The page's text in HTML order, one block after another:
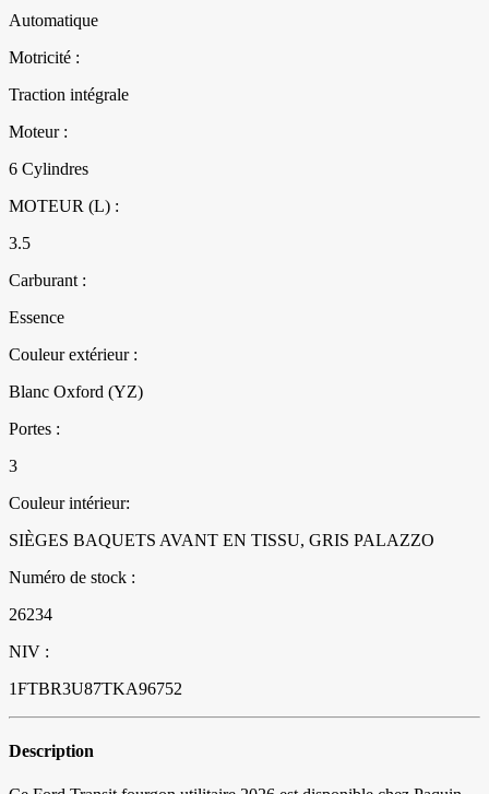
Automatique
Motricité :
Traction intégrale
Moteur :
6 Cylindres
MOTEUR (L) :
3.5
Carburant :
Essence
Couleur extérieur :
Blanc Oxford (YZ)
Portes :
3
Couleur intérieur:
SIÈGES BAQUETS AVANT EN TISSU, GRIS PALAZZO
Numéro de stock :
26234
NIV :
1FTBR3U87TKA96752
Description